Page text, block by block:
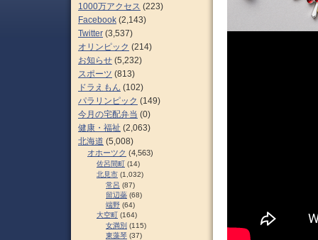
1000万アクセス (223)
Facebook (2,143)
Twitter (3,537)
オリンピック (214)
お知らせ (5,232)
スポーツ (813)
ドラえもん (102)
パラリンピック (149)
今月の宅配弁当 (0)
健康・福祉 (2,063)
北海道 (5,008)
オホーツク (4,563)
佐呂間町 (14)
北見市 (1,032)
常呂 (87)
留辺蘂 (68)
端野 (64)
大空町 (164)
女満別 (115)
東藻琴 (37)